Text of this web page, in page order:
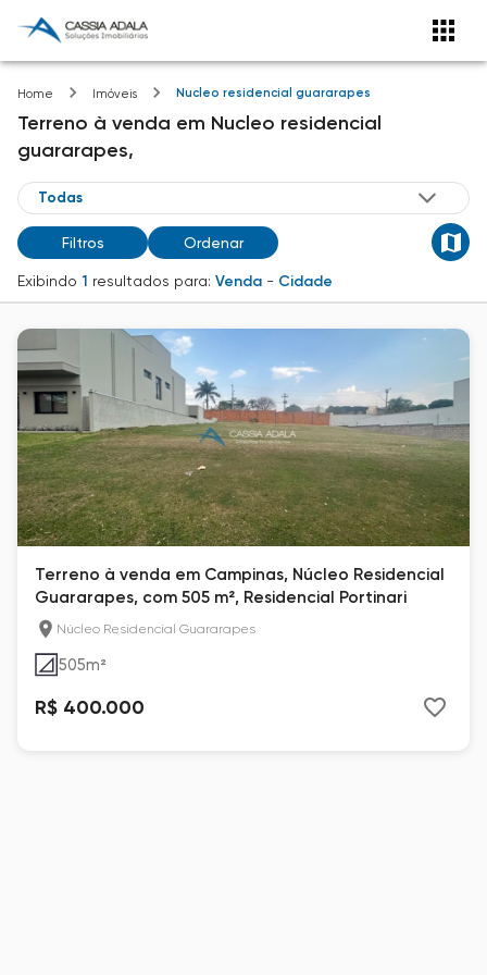
Home Imóveis Nucleo residencial guararapes
Terreno à venda em Nucleo residencial
guararapes,
Filtros Ordenar
Exibindo 1 resultados para: Venda - Cidade
Terreno à venda em Campinas, Núcleo Residencial
Guararapes, com 505 m², Residencial Portinari
Núcleo Residencial Guararapes
505m²
R$ 400.000